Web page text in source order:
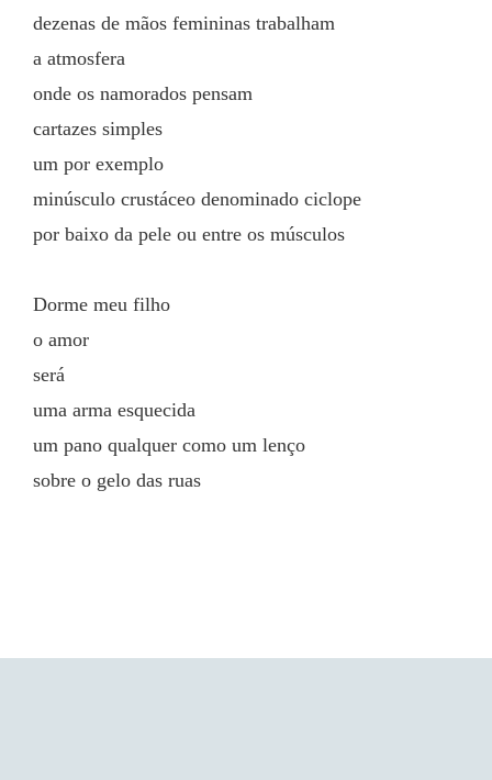
dezenas de mãos femininas trabalham
a atmosfera
onde os namorados pensam
cartazes simples
um por exemplo
minúsculo crustáceo denominado ciclope
por baixo da pele ou entre os músculos
Dorme meu filho
o amor
será
uma arma esquecida
um pano qualquer como um lenço
sobre o gelo das ruas